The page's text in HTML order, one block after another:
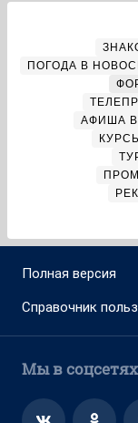
ПОГОДА В
АФИША
Полная версия
Справочник
Мы в соцсетях